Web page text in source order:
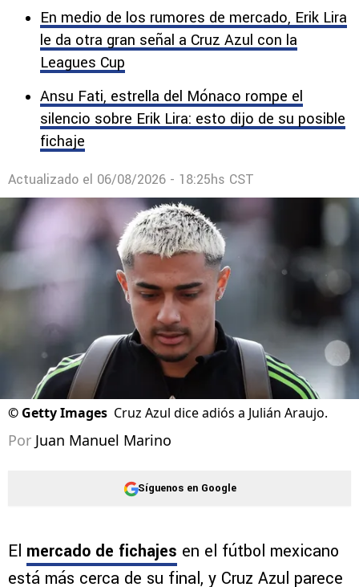
En medio de los rumores de mercado, Erik Lira
le da otra gran señal a Cruz Azul con la
Leagues Cup
Ansu Fati, estrella del Mónaco rompe el
silencio sobre Erik Lira: esto dijo de su posible
fichaje
Actualizado el 06/08/2026 - 18:25hs CST
© Getty Images Cruz Azul dice adiós a Julián Araujo.
Por Juan Manuel Marino
Síguenos en Google
El mercado de fichajes en el fútbol mexicano
está más cerca de su final, y Cruz Azul parece